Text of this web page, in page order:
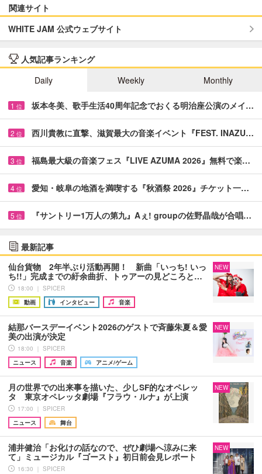
関連サイト
WHITE JAM 公式ウェブサイト
人気記事ランキング
Daily
Weekly Monthly
1 位 坂本冬美、歌手生活40周年記念でおくる明治座公演のメイ…
2 位 西川貴教に直撃、滋賀最大の音楽イベント『FEST. INAZU…
3 位 福島最大級の音楽フェス『LIVE AZUMA 2026』無料で楽…
4 位 愛知・岐阜の地酒を満喫する『秋酒祭 2026』チケット一…
5 位 『サントリー1万人の第九』Aぇ! groupの佐野晶哉が合唱…
最新記事
仙台貨物 2年半ぶり活動再開！ 新曲「いっち! いっ
ち!!」完成までの紆余曲折、トゥアーの見どころと…
18:00 ｜ SPICER
動画
インタビュー 音楽
NEW
結那バースデーイベント2026のゲストで斉藤朱夏＆愛
美の出演が決定
18:00 ｜ SPICER
ニュース
音楽 アニメ/ゲーム
NEW
月の世界での出来事を描いた、少しSF的なオペレッ
タ 東京オペレッタ劇場『フラウ・ルナ』が上演
17:00 ｜ SPICER
ニュース
舞台
NEW
浦井健治「お化けの話なので、ぜひ劇場へ涼みに来
て」ミュージカル『ゴースト』初日前会見レポート
16:30 ｜ SPICER
NEW